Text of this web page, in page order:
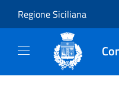
Regione Siciliana